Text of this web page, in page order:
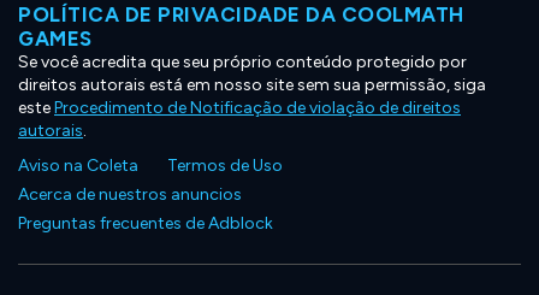
POLÍTICA DE PRIVACIDADE DA COOLMATH
GAMES
Se você acredita que seu próprio conteúdo protegido por
direitos autorais está em nosso site sem sua permissão, siga
esteProcedimento de Notificação de violação de direitos
autorais.
Aviso na Coleta
Termos de Uso
Acerca de nuestros anuncios
Preguntas frecuentes de Adblock